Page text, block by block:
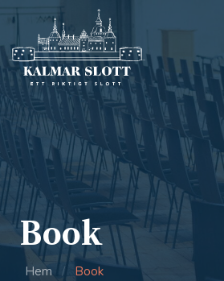
Book
Hem / Book